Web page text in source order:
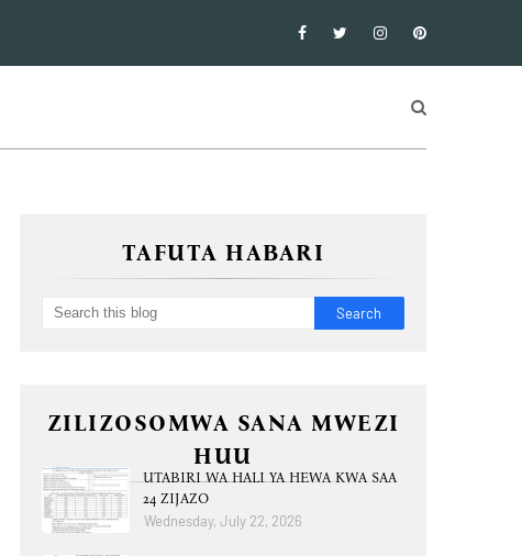
TAFUTA HABARI
ZILIZOSOMWA SANA MWEZI
HUU
UTABIRI WA HALI YA HEWA KWA SAA
24 ZIJAZO
Wednesday, July 22, 2026